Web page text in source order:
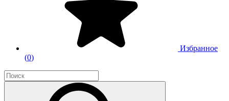
Избранное
(0)